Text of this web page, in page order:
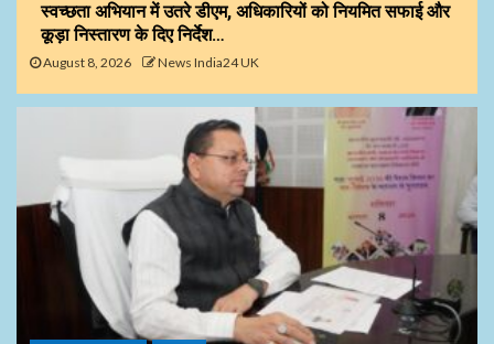
स्वच्छता अभियान में उतरे डीएम, अधिकारियों को नियमित सफाई और
कूड़ा निस्तारण के दिए निर्देश…
August 8, 2026 News India24 UK